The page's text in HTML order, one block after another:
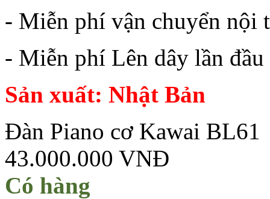
- Miễn phí vận chuyển nội
- Miễn phí Lên dây lần đầu
Sản xuất: Nhật Bản
Đàn Piano cơ Kawai BL61
43.000.000 VNĐ
Có hàng